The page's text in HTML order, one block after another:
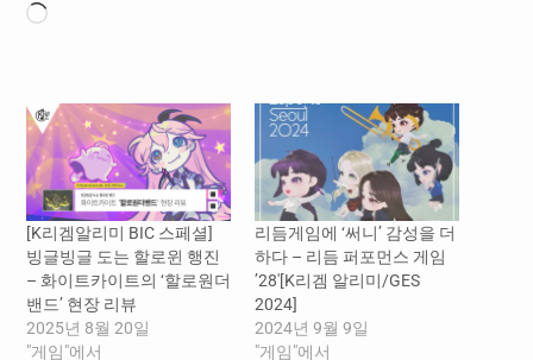
로
[K리겜알리미 BIC 스페셜]
빙글빙글 도는 할로윈 행진
– 화이트카이트의 ‘할로원더
밴드’ 현장 리뷰
2025년 8월 20일
"게임"에서
리듬게임에 ‘써니’ 감성을 더
하다 – 리듬 퍼포먼스 게임
’28′[K리겜 알리미/GES
2024]
2024년 9월 9일
"게임"에서